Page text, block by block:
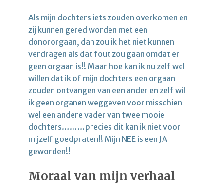
Als mijn dochters iets zouden overkomen en
zij kunnen gered worden met een
donororgaan, dan zou ik het niet kunnen
verdragen als dat fout zou gaan omdat er
geen orgaan is!! Maar hoe kan ik nu zelf wel
willen dat ik of mijn dochters een orgaan
zouden ontvangen van een ander en zelf wil
ik geen organen weggeven voor misschien
wel een andere vader van twee mooie
dochters………precies dit kan ik niet voor
mijzelf goedpraten!! Mijn NEE is een JA
geworden!!
Moraal van mijn verhaal